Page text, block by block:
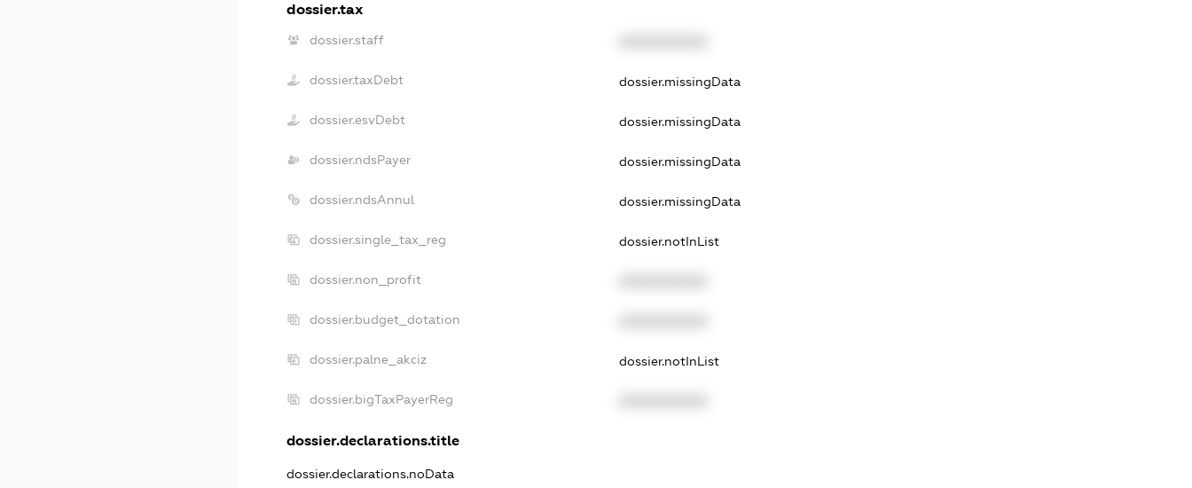
dossier.tax
dossier.staff
dossier.taxDebt dossier.missingData
dossier.esvDebt dossier.missingData
dossier.ndsPayer dossier.missingData
dossier.ndsAnnul dossier.missingData
dossier.single_tax_reg dossier.notInList
dossier.non_profit
dossier.budget_dotation
dossier.palne_akciz dossier.notInList
dossier.bigTaxPayerReg
dossier.declarations.title
dossier.declarations.noData